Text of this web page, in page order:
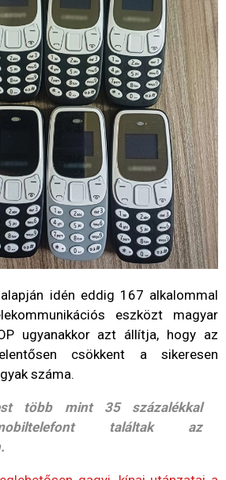
idén eddig 167 alkalommal
eszközt magyar
ugyanakkor azt állítja, hogy az
csökkent a sikeresen
száma.
több mint 35 százalékkal
találtak az